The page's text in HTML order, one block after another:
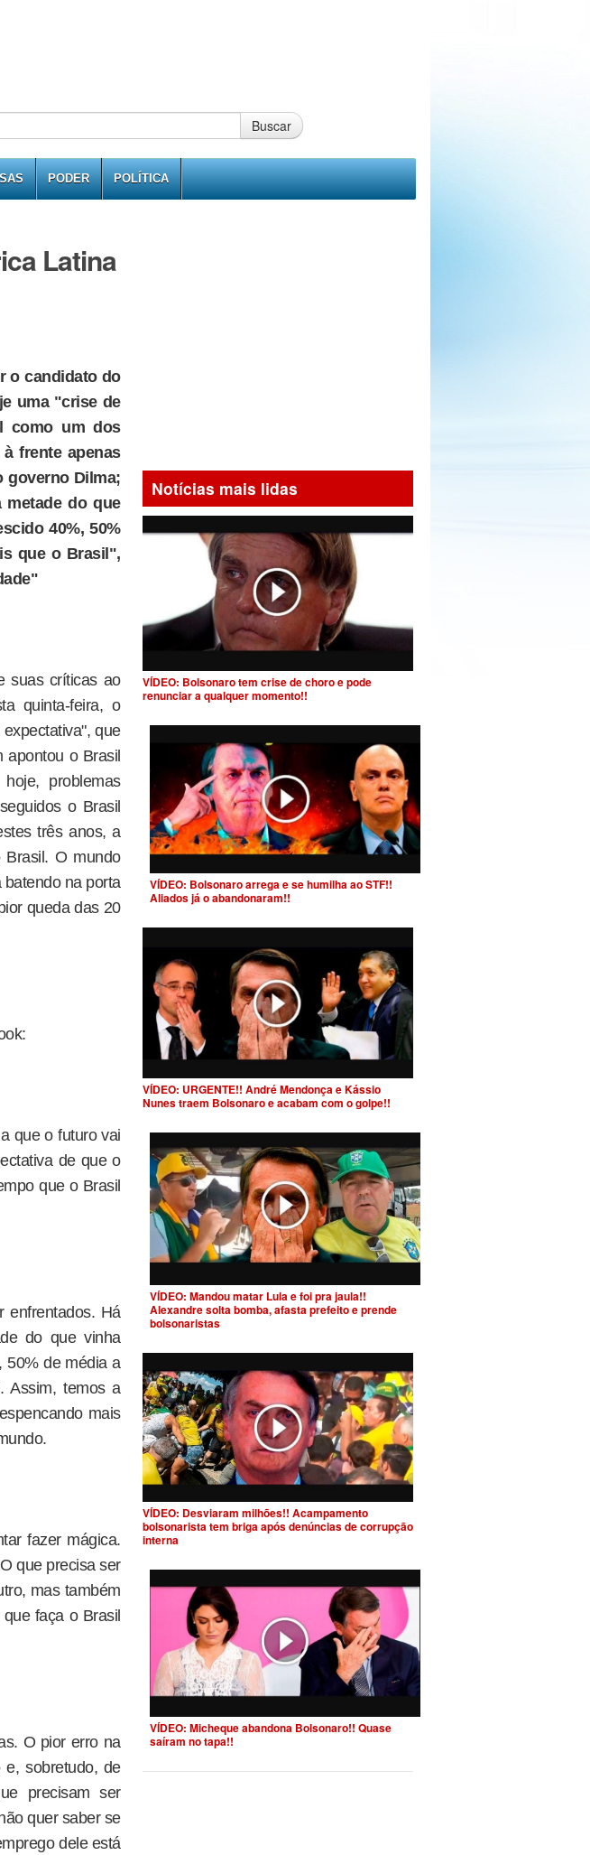
Buscar
PODER POLÍTICA
Latina
o candidato do
uma "crise de
como um dos
frente apenas
governo Dilma;
do que
40%, 50%
que o Brasil",
suas críticas ao
quinta-feira, o
que
o Brasil
problemas
o Brasil
três anos, a
O mundo
batendo na porta
queda das 20
que o futuro vai
de que o
que o Brasil
enfrentados. Há
do que vinha
50% de média a
Assim, temos a
mais
fazer mágica.
que precisa ser
mas também
faça o Brasil
O pior erro na
sobretudo, de
precisam ser
quer saber se
dele está
Notícias mais lidas
VÍDEO: Bolsonaro tem crise de choro e pode
renunciar a qualquer momento!!
VÍDEO: Bolsonaro arrega e se humilha ao STF!!
Aliados já o abandonaram!!
VÍDEO: URGENTE!! André Mendonça e Kássio
Nunes traem Bolsonaro e acabam com o golpe!!
VÍDEO: Mandou matar Lula e foi pra jaula!!
Alexandre solta bomba, afasta prefeito e prende
bolsonaristas
VÍDEO: Desviaram milhões!! Acampamento
bolsonarista tem briga após denúncias de corrupção
interna
VÍDEO: Micheque abandona Bolsonaro!! Quase
saíram no tapa!!